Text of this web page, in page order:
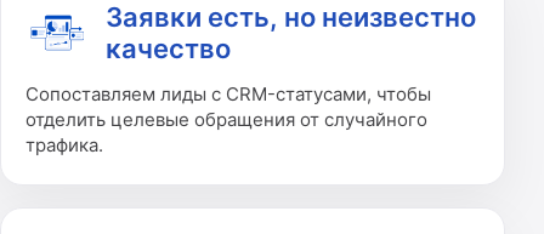
Заявки есть, но неизвестно
качество
Сопоставляем лиды с CRM-статусами, чтобы
отделить целевые обращения от случайного
трафика.